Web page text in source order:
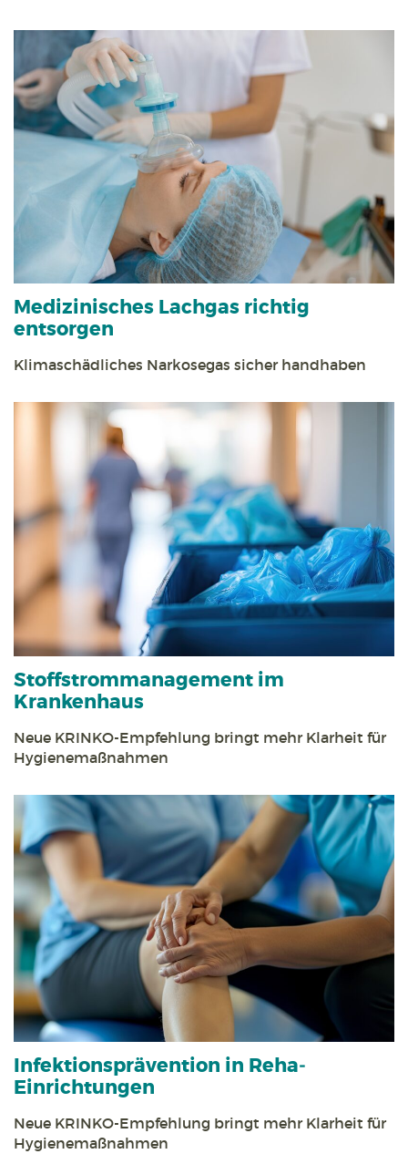
Medizinisches Lachgas richtig
entsorgen
Klimaschädliches Narkosegas sicher handhaben
Stoff­strom­management im
Krankenhaus
Neue KRINKO-Empfehlung bringt mehr Klarheit für
Hygienemaßnahmen
Infektions­prävention in Reha­
Einrichtungen
Neue KRINKO-Empfehlung bringt mehr Klarheit für
Hygiene­maßnahmen